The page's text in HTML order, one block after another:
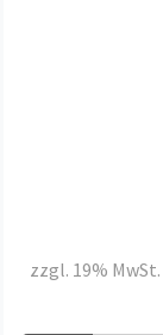
zzgl. 19% MwSt.